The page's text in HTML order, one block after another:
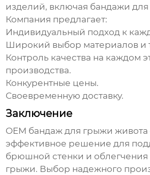
изделий, включая бандажи
Компания предлагает:
Индивидуальный подход к
Широкий выбор материалов и
Контроль качества на каждом
производства.
Конкурентные цены.
Своевременную доставку.
Заключение
OEM бандаж для грыжи живота
эффективное решение для
брюшной стенки и
грыжи. Выбор надежного